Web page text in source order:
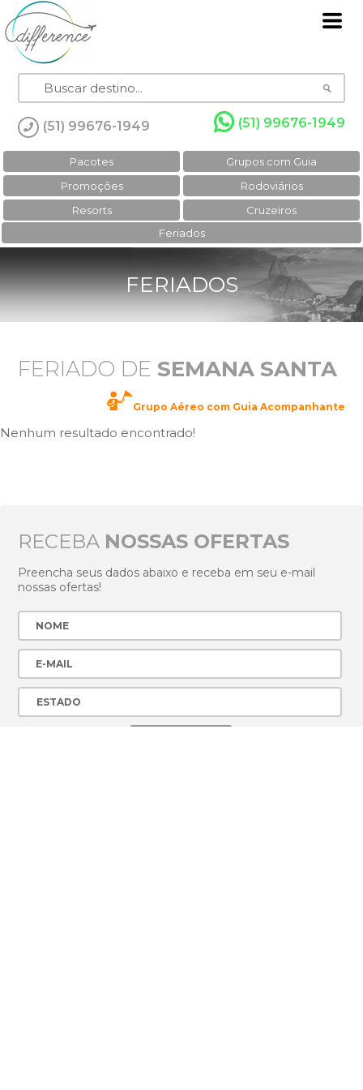
(51) 99676-1949 (51) 99676-1949
Pacotes
Grupos com Guia
Promoções
Rodoviários
Resorts
Cruzeiros
Feriados
FERIADOS
FERIADO DE SEMANA SANTA
Grupo Aéreo com Guia Acompanhante
Nenhum resultado encontrado!
RECEBA NOSSAS OFERTAS
Preencha seus dados abaixo e receba em seu e-mail
nossas ofertas!